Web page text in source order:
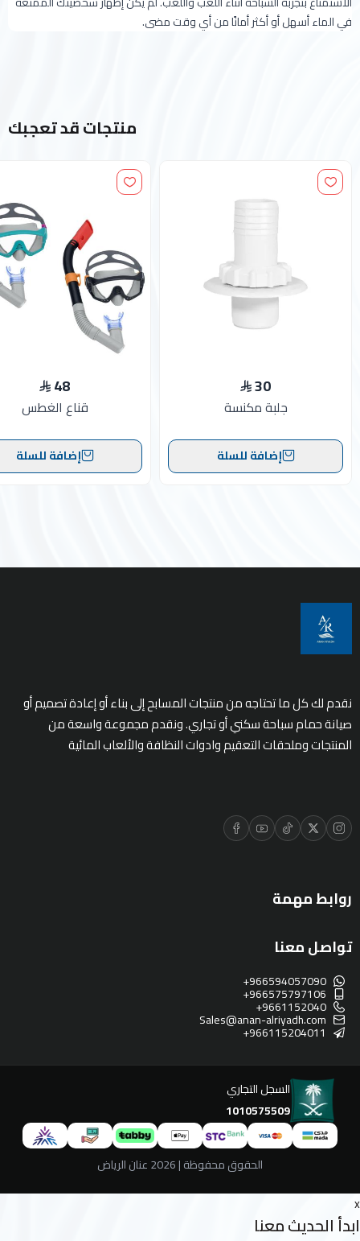
في الماء أسهل أو أكثر أمانًا من أي وقت مضى.
منتجات قد تعجبك
30
جلبة مكنسة
إضافة للسلة
48
قناع الغطس
إضافة للسلة
نقدم لك كل ما تحتاجه من منتجات المسابح إلى بناء أو إعادة تصميم أو
صيانة حمام سباحة سكني أو تجاري. ونقدم مجموعة واسعة من
المنتجات وملحقات التعقيم وادوات النظافة والألعاب المائية
روابط مهمة
تواصل معنا
+966594057090
+966575797106
+9661152040
Sales@anan-alriyadh.com
+966115204011
الحقوق محفوظة | 2026 عنان الرياض
السجل التجاري
1010575509
x
ابدأ الحديث معنا